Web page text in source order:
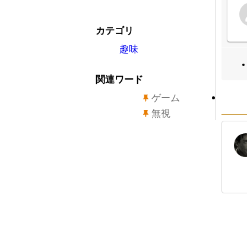
カテゴリ
趣味
関連ワード
ゲーム
無視